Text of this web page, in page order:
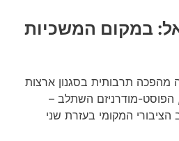
במקום המשכיות
תרבותית בסגנון ארצות
הפוסט-מודרניזם השתלב –
המקומי בעזרת שני